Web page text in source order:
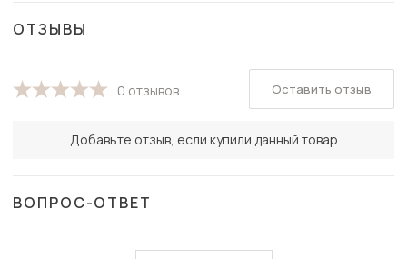
ОТЗЫВЫ
0 отзывов
Добавьте отзыв, если купили данный товар
Оставить отзыв
ВОПРОС-ОТВЕТ